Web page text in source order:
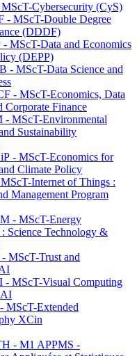
Cybersecurity (CyS)
- MScT-Double Degree
(DDDF)
MScT-Data and Economics
(DEPP)
- MScT-Data Science and
- MScT-Economics, Data
Corporate Finance
- MScT-Environmental
Sustainability
- MScT-Economics for
Climate Policy
Internet of Things :
Management Program
- MScT-Energy
Science Technology &
MScT-Trust and
MScT-Visual Computing
AI
MScT-Extended
XCin
- M1 APPMS -